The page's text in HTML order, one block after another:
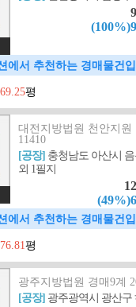
에서 추천하는 경매물건
평
대전지방법원 천안지원
11410
[공장] 충청남도 아산시
외 1필지
에서 추천하는 경매물건
평
광주지방법원 경매9계
[공장] 광주광역시 광산구